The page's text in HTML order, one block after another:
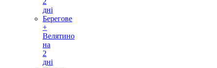
дні
Берегове
+
Велятино
на
2
дні